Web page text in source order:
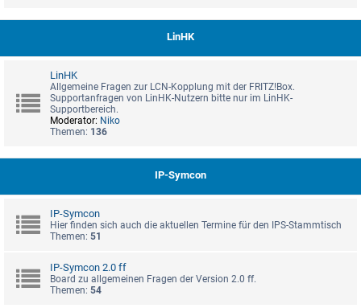
LinHK
LinHK
Allgemeine Fragen zur LCN-Kopplung mit der FRITZ!Box.
Supportanfragen von LinHK-Nutzern bitte nur im LinHK-
Supportbereich.
Moderator: Niko
Themen: 136
IP-Symcon
IP-Symcon
Hier finden sich auch die aktuellen Termine für den IPS-Stammtisch
Themen: 51
IP-Symcon 2.0 ff
Board zu allgemeinen Fragen der Version 2.0 ff.
Themen: 54